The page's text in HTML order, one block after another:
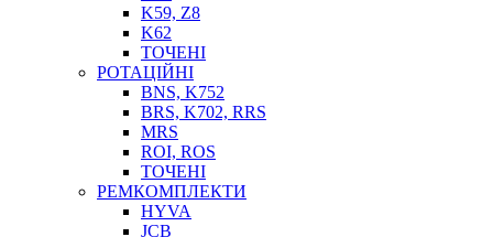
ТОСОЛ, АНТИФРИЗ
ОЛИВА-ПАЛИВО
ПОВІТРЯ-ВОДА
ДЛЯ ЗВАРЮВАННЯ
НАПІРНО-ВСМОКТУЮЧІ
K59, Z8
K62
ТОЧЕНІ
РОТАЦІЙНІ
BNS, K752
BRS, K702, RRS
MRS
ROI, ROS
ТОЧЕНІ
РЕМКОМПЛЕКТИ
HYVA
JCB